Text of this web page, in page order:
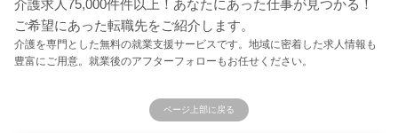
介護求人75,000件件以上！あなたにあった仕事が見つかる！
ご希望にあった転職先をご紹介します。
介護を専門とした無料の就業支援サービスです。地域に密着した求人情報も
豊富にご用意。就業後のアフターフォローもお任せください。
ページ上部に戻る